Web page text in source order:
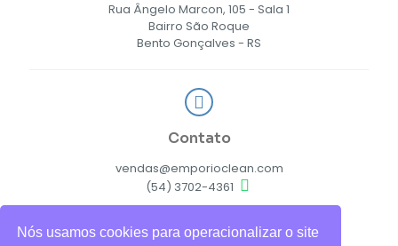
Rua Ângelo Marcon, 105 - Sala 1
Bairro São Roque
Bento Gonçalves - RS
Contato
vendas@emporioclean.com
(54) 3702-4361
Nós usamos cookies para operacionalizar o site